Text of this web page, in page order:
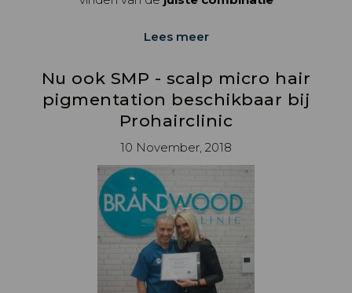
Lees meer
Nu ook SMP - scalp micro hair
pigmentation beschikbaar bij
Prohairclinic
10 November, 2018